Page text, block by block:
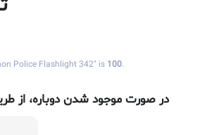
Police Flashlight 342" is 100.
در صورت موجود شدن دوباره، از